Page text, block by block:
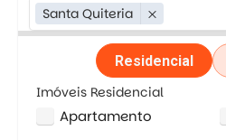
Santa Quiteria
close
Residencial
Imóveis Residencial
Apartamento